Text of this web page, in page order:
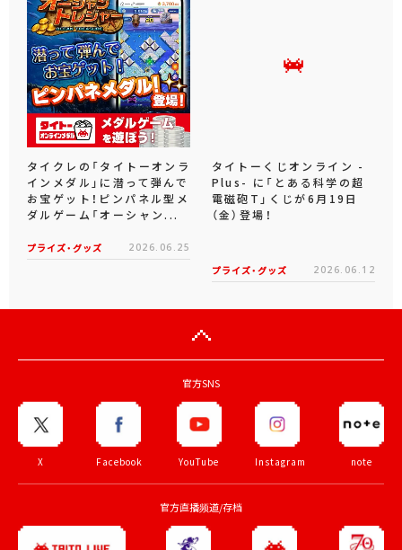
タイクレの「タイトーオンラ
インメダル」に潜って弾んで
お宝ゲット！ピンパネル型メ
ダルゲーム「オーシャン...
プライズ・グッズ 2026.06.25
タイトーくじオンライン -
Plus- に「とある科学の超
電磁砲T」くじが6月19日
（金）登場！
プライズ・グッズ 2026.06.12
官方SNS
X Facebook YouTube Instagram note
官方直播频道/存档